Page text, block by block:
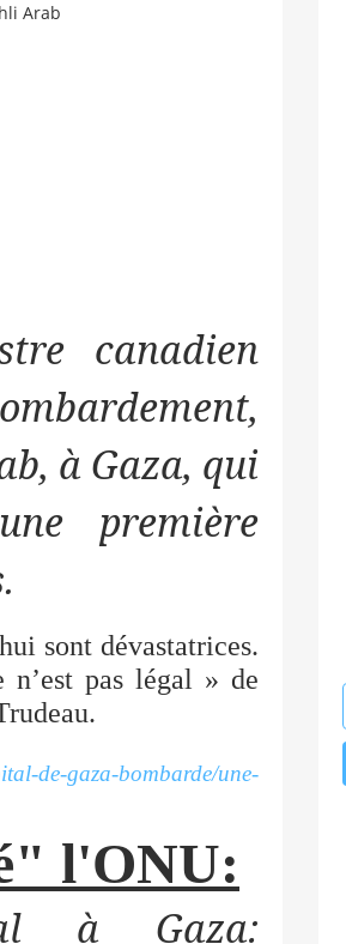
Arab
canadien
à Gaza, qui
première
sont dévastatrices.
pas légal » de
de-gaza-bombarde/une-
l'ONU:
à Gaza: